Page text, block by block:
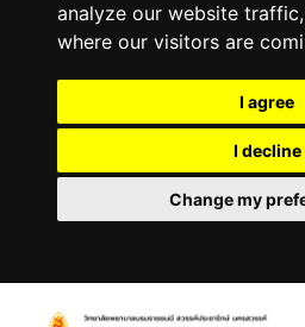
analyze our website
where our visitors are
I agree
I decline
Change my